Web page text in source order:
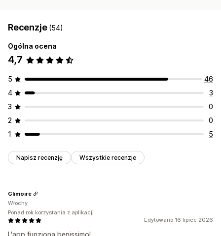
Recenzje (54)
Ogólna ocena
4,7
5
46
4
3
3
0
2
0
1
5
Napisz recenzję Wszystkie recenzje
Edytowano 16 lipiec 2026
Glimoire
Włochy
Ponad rok korzystania z aplikacji